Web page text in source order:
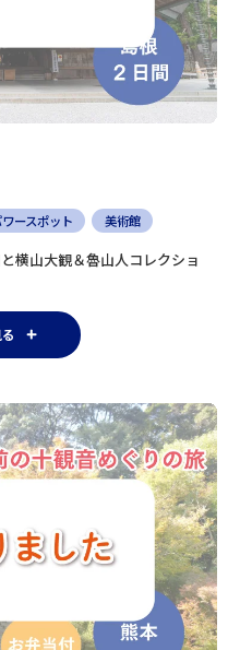
ワースポット 美術館
横山大観＆魯山人コレクショ